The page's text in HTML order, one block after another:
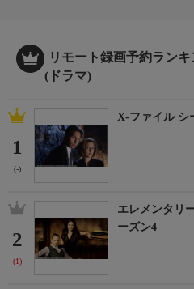
リモート録画予約ランキ
(ドラマ)
1
(-)
X-ファイル シ
2
(1)
エレメンタリ
ーズン4